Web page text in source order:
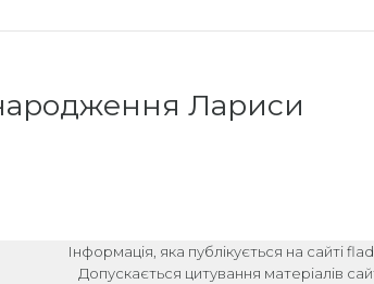
Лариси
Інформація, яка публікується на сайті
Допускається цитування матеріалів